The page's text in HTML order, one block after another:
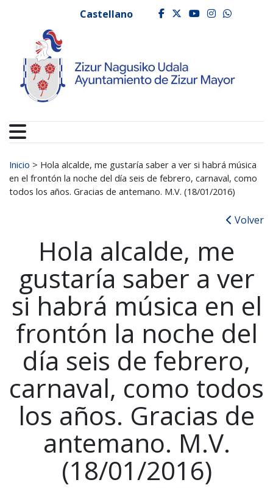
Ayuntamiento de
Castellano facebook
twitter
youtube
Buscar:
Inicio > Hola alcalde, me gustaría saber a ver si habrá música
en el frontón la noche del día seis de febrero, carnaval, como
todos los años. Gracias de antemano. M.V. (18/01/2016)
Volver
Hola alcalde, me
gustaría saber a ver
si habrá música en el
frontón la noche del
día seis de febrero,
carnaval, como todos
los años. Gracias de
antemano. M.V.
(18/01/2016)